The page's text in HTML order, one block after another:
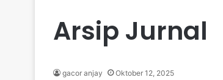
Arsip Jurnal
gacor anjay Oktober 12, 2025